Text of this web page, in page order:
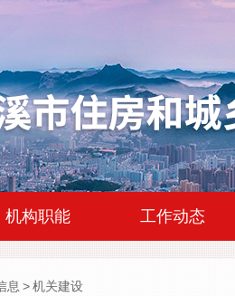
机构职能 工作动态
息 >机关建设